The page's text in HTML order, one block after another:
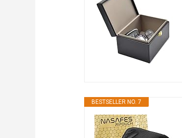
BESTSELLER NO. 7